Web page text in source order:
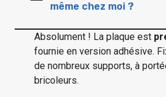
même chez moi ?
Absolument ! La plaque est
fournie en version adhésive.
de nombreux supports, à
bricoleurs.